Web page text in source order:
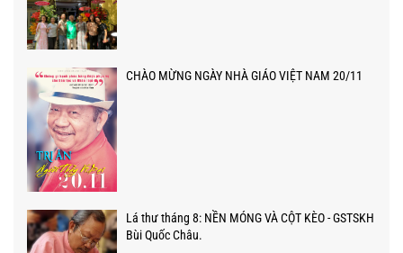
CHÀO MỪNG NGÀY NHÀ GIÁO VIỆT NAM 20/11
Lá thư tháng 8: NỀN MÓNG VÀ CỘT KÈO - GSTSKH
Bùi Quốc Châu.